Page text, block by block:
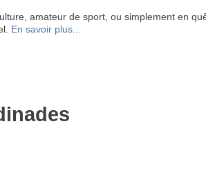
amateur de sport, ou simplement en
En savoir plus...